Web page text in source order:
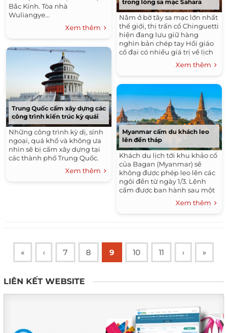
Bắc Kinh. Tòa nhà
Wuliangye...
Xem thêm
Trung Quốc cấm xây dựng các
công trình kiến trúc kỳ quái
Những công trình kỳ dị, sính
ngoại, quá khổ và không ưa
nhìn sẽ bị cấm xây dựng tại
các thành phố Trung Quốc.
Xem thêm
trong lòng sa mạc Sahara
Nằm ở bờ tây sa mạc lớn nhất
thế giới, thị trấn cổ Chinguetti
hiện đang lưu giữ hàng
nghìn bản chép tay Hồi giáo
cổ đại có nhiều giá trị về lịch
Xem thêm
Myanmar cấm du khách leo
lên đền tháp
Khách du lịch tới khu khảo cổ
của Bagan (Myanmar) sẽ
không được phép leo lên các
ngôi đền từ ngày 1/3. Lệnh
cấm được ban hành sau một
loạt báo cáo về các hành vi
thiếu tôn trọng chốn linh
thiêng.
Xem thêm
« ‹ 7 8 9 10 11 › »
LIÊN KẾT WEBSITE